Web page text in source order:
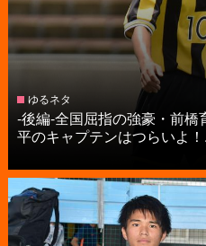
ゆるネタ
-後編-全国屈指の強豪・前
平のキャプテンはつらいよ！